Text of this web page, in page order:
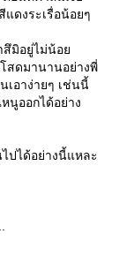
ดงระเรื่อน้อยๆ
สึมิอยู่ไม่น้อ
สดมานานอย่างพี่
เอาง่ายๆ เช่นนี้
นูออกได้อย่าง
ไปได้อย่างนี้แหละ